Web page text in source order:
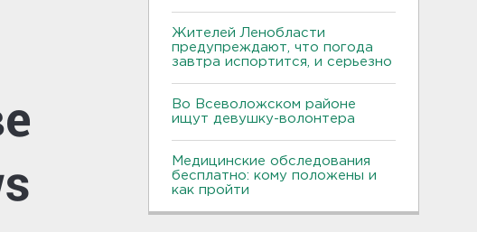
Жителей Ленобласти
предупреждают, что погода
завтра испортится, и серьезно
Во Всеволожском районе
ищут девушку-волонтера
Медицинские обследования
бесплатно: кому положены и
как пройти